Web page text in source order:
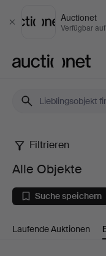
Schließen
Auctionet
Verfügbar
Alle
Objekte
Filtrieren
Alle Objekte
Suche speichern
Laufende Auktionen